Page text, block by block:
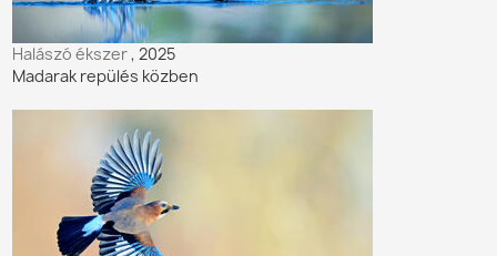
Halászó ékszer, 2025
Madarak repülés közben